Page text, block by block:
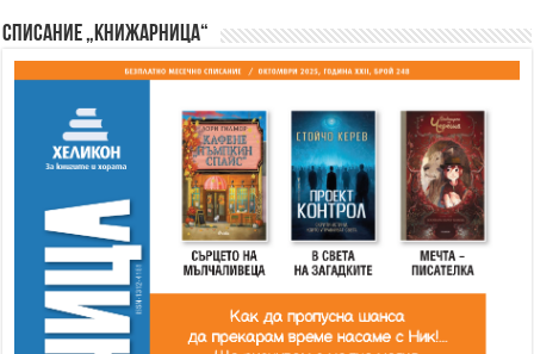
Списание „Книжарница“